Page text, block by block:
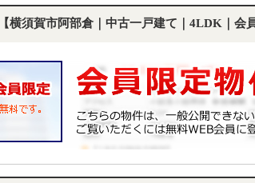
【横須賀市阿部倉｜中古一戸建て｜4LDK｜会